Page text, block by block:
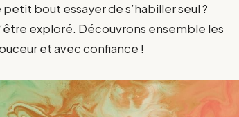
bout essayer de s’habiller seul ?
exploré. Découvrons ensemble les
et avec confiance !